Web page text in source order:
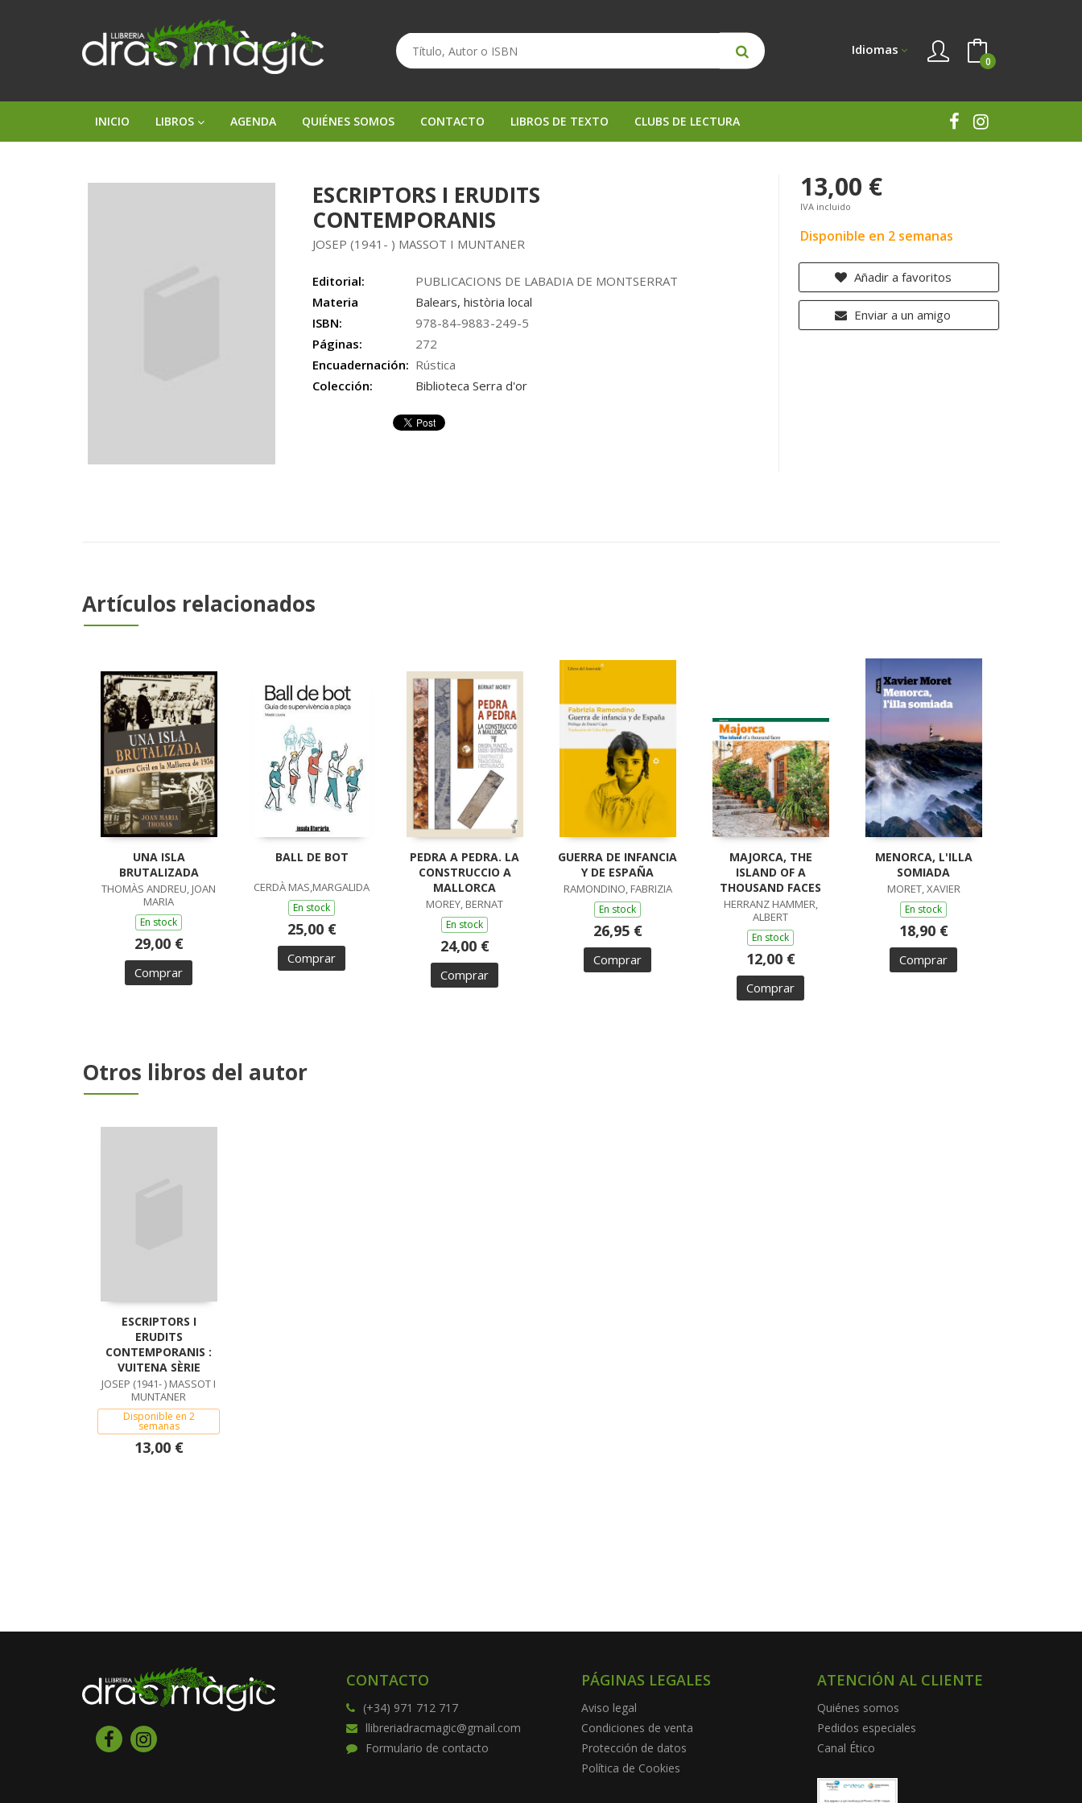
Idiomas
0
INICIO LIBROS AGENDA QUIÉNES SOMOS CONTACTO LIBROS DE TEXTO CLUBS DE LECTURA
ESCRIPTORS I ERUDITS
CONTEMPORANIS
JOSEP (1941- ) MASSOT I MUNTANER
Editorial:
PUBLICACIONS DE LABADIA DE MONTSERRAT
Materia
Balears, història local
ISBN:
978-84-9883-249-5
Páginas:
272
Encuadernación: Rústica
Colección:
Biblioteca Serra d'or
13,00 €
IVA incluido
Disponible en 2 semanas
Añadir a favoritos
Enviar a un amigo
Artículos relacionados
UNA ISLA
BRUTALIZADA
THOMÀS ANDREU, JOAN
MARIA
En stock
29,00 €
Comprar
BALL DE BOT
CERDÀ MAS,MARGALIDA
En stock
25,00 €
Comprar
PEDRA A PEDRA. LA
CONSTRUCCIO A
MALLORCA
MOREY, BERNAT
En stock
24,00 €
Comprar
GUERRA DE INFANCIA
Y DE ESPAÑA
RAMONDINO, FABRIZIA
En stock
26,95 €
Comprar
MAJORCA, THE
ISLAND OF A
THOUSAND FACES
HERRANZ HAMMER,
ALBERT
En stock
12,00 €
Comprar
MENORCA, L'ILLA
SOMIADA
MORET, XAVIER
En stock
18,90 €
Comprar
Otros libros del autor
ESCRIPTORS I
ERUDITS
CONTEMPORANIS :
VUITENA SÈRIE
JOSEP (1941- ) MASSOT I
MUNTANER
Disponible en 2
semanas
13,00 €
CONTACTO
(+34) 971 712 717
llibreriadracmagic@gmail.com
Formulario de contacto
PÁGINAS LEGALES
Aviso legal
Condiciones de venta
Protección de datos
Política de Cookies
ATENCIÓN AL CLIENTE
Quiénes somos
Pedidos especiales
Canal Ético